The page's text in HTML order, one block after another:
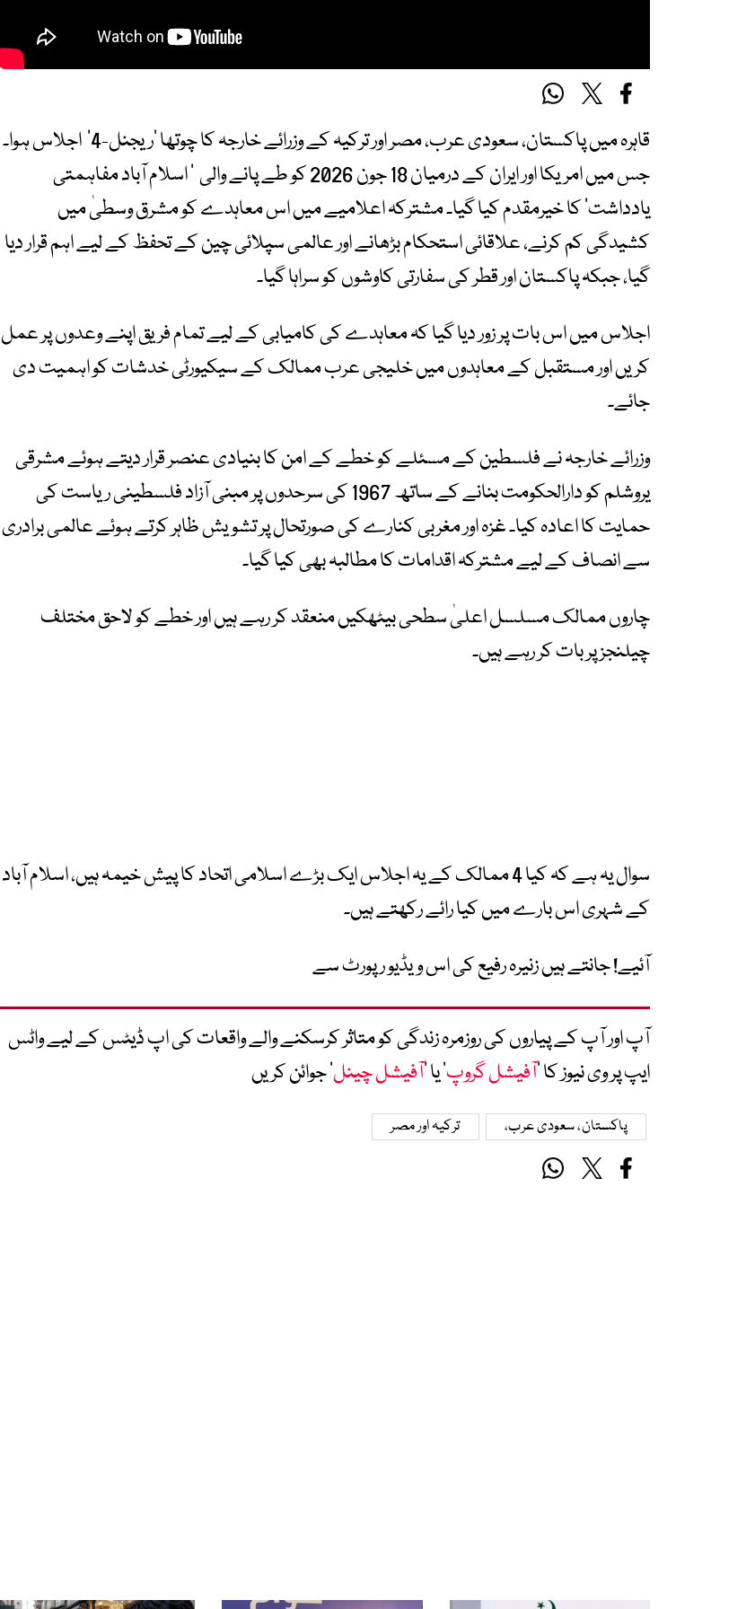
قاہرہ میں پاکستان، سعودی عرب، مصر اور ترکیہ کے وزرائے خارجہ کا چوتھا ’ریجنل-4‘ اجلاس ہوا۔
جس میں امریکا اور ایران کے درمیان 18 جون 2026 کو طے پانے والی ’ اسلام آباد مفاہمتی
یادداشت‘ کا خیرمقدم کیا گیا۔ مشترکہ اعلامیے میں اس معاہدے کو مشرق وسطیٰ میں
کشیدگی کم کرنے، علاقائی استحکام بڑھانے اور عالمی سپلائی چین کے تحفظ کے لیے اہم قرار دیا
گیا، جبکہ پاکستان اور قطر کی سفارتی کاوشوں کو سراہا گیا۔
اجلاس میں اس بات پر زور دیا گیا کہ معاہدے کی کامیابی کے لیے تمام فریق اپنے وعدوں پر عمل
کریں اور مستقبل کے معاہدوں میں خلیجی عرب ممالک کے سیکیورٹی خدشات کو اہمیت دی
جائے۔
وزرائے خارجہ نے فلسطین کے مسئلے کو خطے کے امن کا بنیادی عنصر قرار دیتے ہوئے مشرقی
یروشلم کو دارالحکومت بنانے کے ساتھ 1967 کی سرحدوں پر مبنی آزاد فلسطینی ریاست کی
حمایت کا اعادہ کیا۔ غزہ اور مغربی کنارے کی صورتحال پر تشویش ظاہر کرتے ہوئے عالمی برادری
سے انصاف کے لیے مشترکہ اقدامات کا مطالبہ بھی کیا گیا۔
چاروں ممالک مسلسل اعلیٰ سطحی بیٹھکیں منعقد کر رہے ہیں اور خطے کو لاحق مختلف
چیلنجز پر بات کر رہے ہیں۔
سوال یہ ہے کہ کیا 4 ممالک کے یہ اجلاس ایک بڑے اسلامی اتحاد کا پیش خیمہ ہیں، اسلام آباد
کے شہری اس بارے میں کیا رائے رکھتے ہیں۔
آئیے! جانتے ہیں زنیرہ رفیع کی اس ویڈیو رپورٹ سے
آپ اور آپ کے پیاروں کی روزمرہ زندگی کو متاثر کرسکنے والے واقعات کی اپ ڈیٹس کے لیے واٹس
ایپ پر وی نیوز کا ’آفیشل گروپ‘ یا ’آفیشل چینل‘ جوائن کریں
پاکستان، سعودی عرب، ترکیہ اور مصر